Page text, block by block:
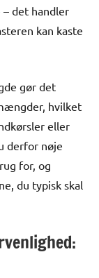
det handler
kan kaste
gør det
hvilket
eller
derfor nøje
for, og
du typisk skal